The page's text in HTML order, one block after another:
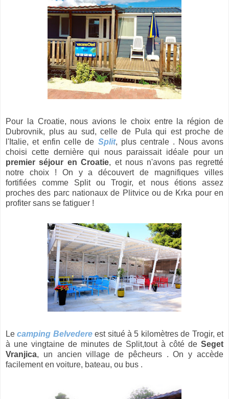
Pour la Croatie, nous avions le choix entre la région de
Dubrovnik, plus au sud, celle de Pula qui est proche de
l'Italie, et enfin celle de Split, plus centrale . Nous avons
choisi cette dernière qui nous paraissait idéale pour un
premier séjour en Croatie, et nous n'avons pas regretté
notre choix ! On y a découvert de magnifiques villes
fortifiées comme Split ou Trogir, et nous étions assez
proches des parc nationaux de Plitvice ou de Krka pour en
profiter sans se fatiguer !
Lecamping Belvedereest situé à 5 kilomètres de Trogir, et
à une vingtaine de minutes de Split,tout à côté de Seget
Vranjica, un ancien village de pêcheurs . On y accède
facilement en voiture, bateau, ou bus .